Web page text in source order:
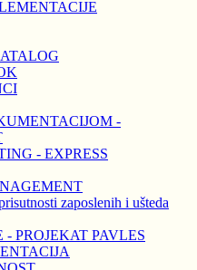
-
- EXPRESS
zaposlenih i ušteda
PROJEKAT PAVLES